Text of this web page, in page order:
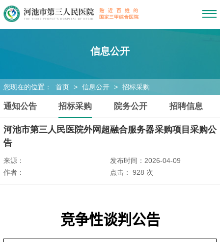
信息公开
您现在的位置： 首页 > 信息公开 > 招标采购
通知公告 招标采购 院务公开 招聘信息
河池市第三人民医院外网超融合服务器采购项目采购公
告
来源：
发布时间：2026-04-09
作者：
点击： 928 次
竞争性谈判公告